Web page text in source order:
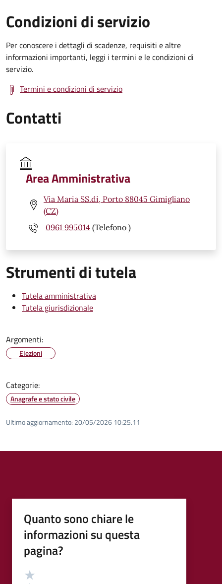
Condizioni di servizio
Per conoscere i dettagli di scadenze, requisiti e altre
informazioni importanti, leggi i termini e le condizioni di
servizio.
Termini e condizioni di servizio
Contatti
Area Amministrativa
Via Maria SS.di, Porto 88045 Gimigliano
(CZ)
0961 995014 (Telefono )
Strumenti di tutela
Tutela amministrativa
Tutela giurisdizionale
Argomenti:
Elezioni
Categorie:
Anagrafe e stato civile
Ultimo aggiornamento: 20/05/2026 10:25.11
Quanto sono chiare le
informazioni su questa
pagina?
Valutazione